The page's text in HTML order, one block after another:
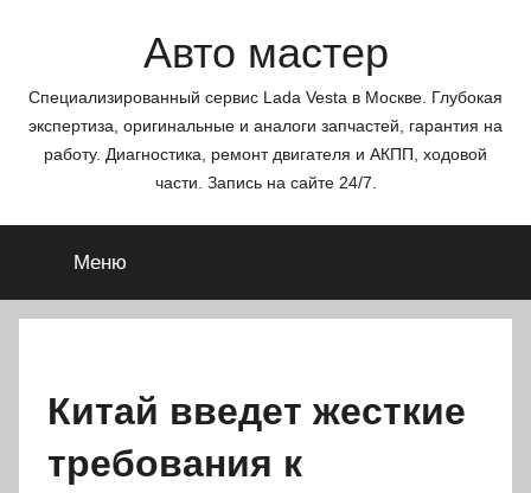
Авто мастер
Специализированный сервис Lada Vesta в Москве. Глубокая
экспертиза, оригинальные и аналоги запчастей, гарантия на
работу. Диагностика, ремонт двигателя и АКПП, ходовой
части. Запись на сайте 24/7.
Меню
Китай введет жесткие
требования к